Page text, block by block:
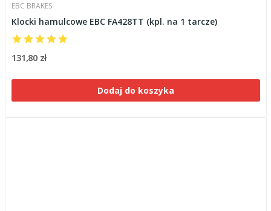
EBC BRAKES
Klocki hamulcowe EBC FA428TT (kpl. na 1 tarcze)
131,80 zł
Dodaj do koszyka